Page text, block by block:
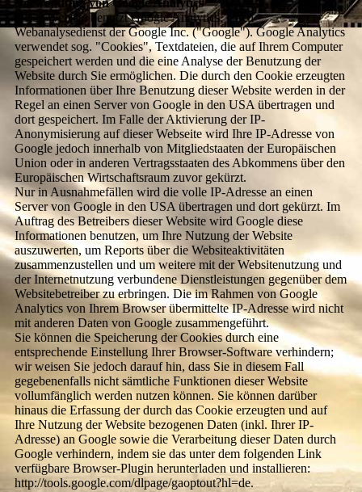
Diese Website benutzt Google Analytics, einen
Webanalysedienst der Google Inc. ("Google"). Google Analytics
verwendet sog. "Cookies", Textdateien, die auf Ihrem Computer
gespeichert werden und die eine Analyse der Benutzung der
Website durch Sie ermöglichen. Die durch den Cookie erzeugten
Informationen über Ihre Benutzung dieser Website werden in der
Regel an einen Server von Google in den USA übertragen und
dort gespeichert. Im Falle der Aktivierung der IP-
Anonymisierung auf dieser Webseite wird Ihre IP-Adresse von
Google jedoch innerhalb von Mitgliedstaaten der Europäischen
Union oder in anderen Vertragsstaaten des Abkommens über den
Europäischen Wirtschaftsraum zuvor gekürzt.
Nur in Ausnahmefällen wird die volle IP-Adresse an einen
Server von Google in den USA übertragen und dort gekürzt. Im
Auftrag des Betreibers dieser Website wird Google diese
Informationen benutzen, um Ihre Nutzung der Website
auszuwerten, um Reports über die Websiteaktivitäten
zusammenzustellen und um weitere mit der Websitenutzung und
der Internetnutzung verbundene Dienstleistungen gegenüber dem
Websitebetreiber zu erbringen. Die im Rahmen von Google
Analytics von Ihrem Browser übermittelte IP-Adresse wird nicht
mit anderen Daten von Google zusammengeführt.
Sie können die Speicherung der Cookies durch eine
entsprechende Einstellung Ihrer Browser-Software verhindern;
wir weisen Sie jedoch darauf hin, dass Sie in diesem Fall
gegebenenfalls nicht sämtliche Funktionen dieser Website
vollumfänglich werden nutzen können. Sie können darüber
hinaus die Erfassung der durch das Cookie erzeugten und auf
Ihre Nutzung der Website bezogenen Daten (inkl. Ihrer IP-
Adresse) an Google sowie die Verarbeitung dieser Daten durch
Google verhindern, indem sie das unter dem folgenden Link
verfügbare Browser-Plugin herunterladen und installieren:
http://tools.google.com/dlpage/gaoptout?hl=de.